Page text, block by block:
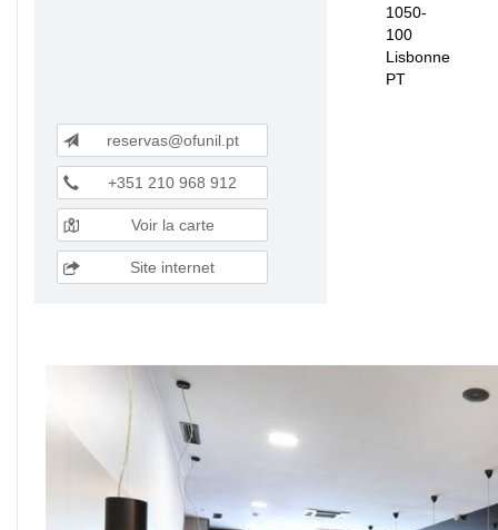
1050-
100
Lisbonne
PT
reservas@ofunil.pt
+351 210 968 912
Voir la carte
Site internet